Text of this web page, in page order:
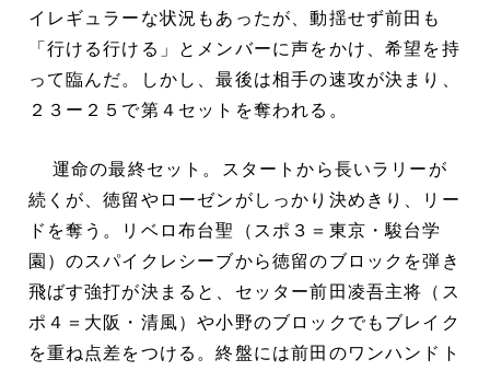
イレギュラーな状況もあったが、動揺せず前田も
「行ける行ける」とメンバーに声をかけ、希望を持
って臨んだ。しかし、最後は相手の速攻が決まり、
２３ー２５で第４セットを奪われる。
運命の最終セット。スタートから長いラリーが
続くが、徳留やローゼンがしっかり決めきり、リー
ドを奪う。リベロ布台聖（スポ３＝東京・駿台学
園）のスパイクレシーブから徳留のブロックを弾き
飛ばす強打が決まると、セッター前田凌吾主将（ス
ポ４＝大阪・清風）や小野のブロックでもブレイク
を重ね点差をつける。終盤には前田のワンハンドト